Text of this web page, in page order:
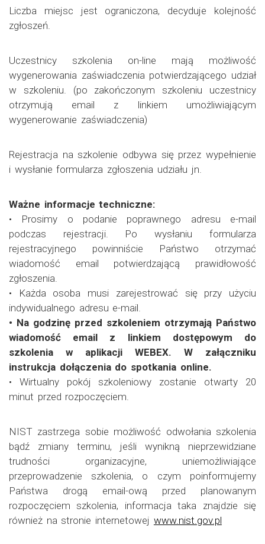
Liczba miejsc jest ograniczona, decyduje kolejność
zgłoszeń.
Uczestnicy szkolenia on-line mają możliwość
wygenerowania zaświadczenia potwierdzającego udział
w szkoleniu. (po zakończonym szkoleniu uczestnicy
otrzymują email z linkiem umożliwiającym
wygenerowanie zaświadczenia)
Rejestracja na szkolenie odbywa się przez wypełnienie
i wysłanie formularza zgłoszenia udziału jn.
Ważne informacje techniczne:
• Prosimy o podanie poprawnego adresu e-mail
podczas rejestracji. Po wysłaniu formularza
rejestracyjnego powinniście Państwo otrzymać
wiadomość email potwierdzającą prawidłowość
zgłoszenia.
• Każda osoba musi zarejestrować się przy użyciu
indywidualnego adresu e-mail.
• Na godzinę przed szkoleniem otrzymają Państwo
wiadomość email z linkiem dostępowym do
szkolenia w aplikacji WEBEX. W załączniku
instrukcja dołączenia do spotkania online.
• Wirtualny pokój szkoleniowy zostanie otwarty 20
minut przed rozpoczęciem.
NIST zastrzega sobie możliwość odwołania szkolenia
bądź zmiany terminu, jeśli wynikną nieprzewidziane
trudności organizacyjne, uniemożliwiające
przeprowadzenie szkolenia, o czym poinformujemy
Państwa drogą email-ową przed planowanym
rozpoczęciem szkolenia, informacja taka znajdzie się
również na stronie internetowej www.nist.gov.pl